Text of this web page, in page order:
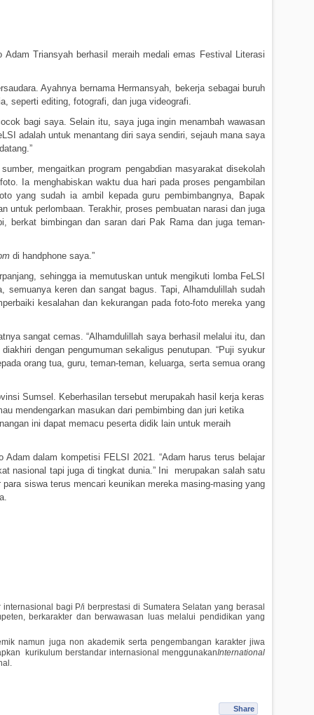
Adam Triansyah berhasil meraih medali emas Festival Literasi
Ayahnya bernama Hermansyah, bekerja sebagai buruh
seperti editing, fotografi, dan juga videografi.
bagi saya. Selain itu, saya juga ingin menambah wawasan
adalah untuk menantang diri saya sendiri, sejauh mana saya
mengaitkan program pengabdian masyarakat disekolah
Ia menghabiskan waktu dua hari pada proses pengambilan
yang sudah ia ambil kepada guru pembimbangnya, Bapak
untuk perlombaan. Terakhir, proses pembuatan narasi dan juga
berkat bimbingan dan saran dari Pak Rama dan juga teman-
di handphone saya.”
sehingga ia memutuskan untuk mengikuti lomba FeLSI
keren dan sangat bagus. Tapi, Alhamdulillah sudah
kesalahan dan kekurangan pada foto-foto mereka yang
sangat cemas. “Alhamdulillah saya berhasil melalui itu, dan
dengan pengumuman sekaligus penutupan. “Puji syukur
orang tua, guru, teman-teman, keluarga, serta semua orang
Sumsel. Keberhasilan tersebut merupakah hasil kerja keras
mendengarkan masukan dari pembimbing dan juri ketika
ini dapat memacu peserta didik lain untuk meraih
dalam kompetisi FELSI 2021. “Adam harus terus belajar
nasional tapi juga di tingkat dunia.” Ini
merupakan salah satu
siswa terus mencari keunikan mereka masing-masing yang
bagi P/i berprestasi di Sumatera Selatan yang berasal
berkarakter dan berwawasan luas melalui pendidikan yang
namun juga non akademik serta pengembangan karakter jiwa
kurikulum berstandar internasional menggunakanInternational
Share